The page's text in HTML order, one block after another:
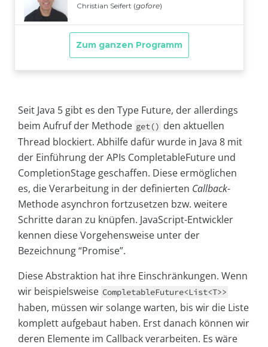
Seit Java 5 gibt es den Type Future, der allerdings
beim Aufruf der Methode get() den aktuellen
Thread blockiert. Abhilfe dafür wurde in Java 8 mit
der Einführung der APIs CompletableFuture und
CompletionStage geschaffen. Diese ermöglichen
es, die Verarbeitung in der definierten Callback-
Methode asynchron fortzusetzen bzw. weitere
Schritte daran zu knüpfen. JavaScript-Entwickler
kennen diese Vorgehensweise unter der
Bezeichnung “Promise”.
Diese Abstraktion hat ihre Einschränkungen. Wenn
wir beispielsweise CompletableFuture<List<T>>
haben, müssen wir solange warten, bis wir die Liste
komplett aufgebaut haben. Erst danach können wir
deren Elemente im Callback verarbeiten. Es wäre